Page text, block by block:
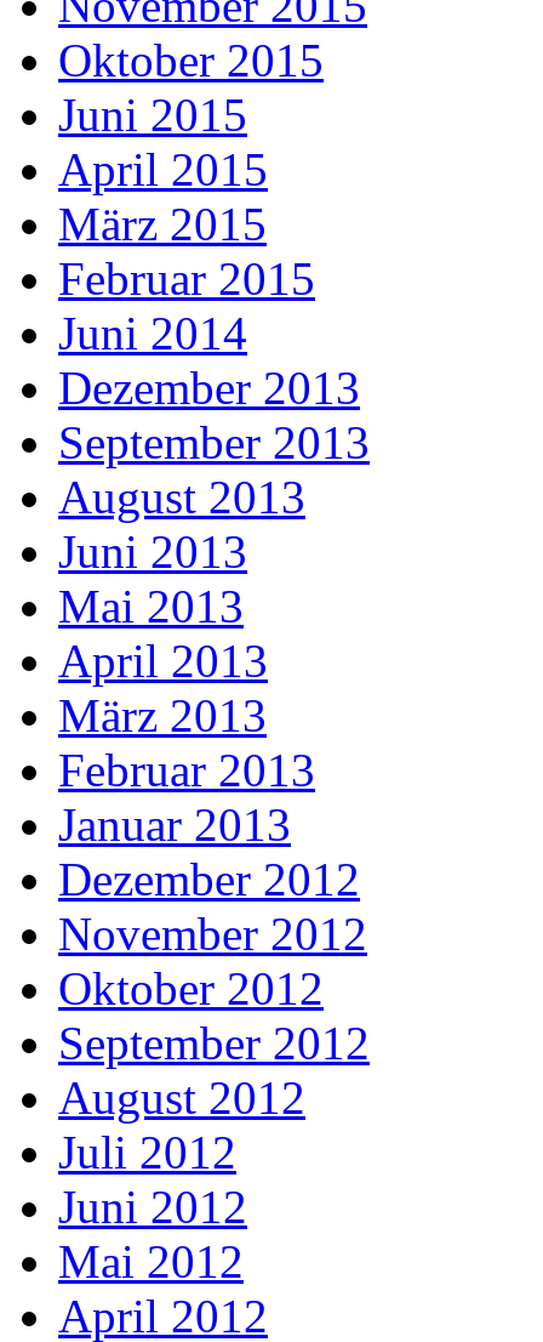
Oktober 2015
Juni 2015
April 2015
März 2015
Februar 2015
Juni 2014
Dezember 2013
September 2013
August 2013
Juni 2013
Mai 2013
April 2013
März 2013
Februar 2013
Januar 2013
Dezember 2012
November 2012
Oktober 2012
September 2012
August 2012
Juli 2012
Juni 2012
Mai 2012
April 2012